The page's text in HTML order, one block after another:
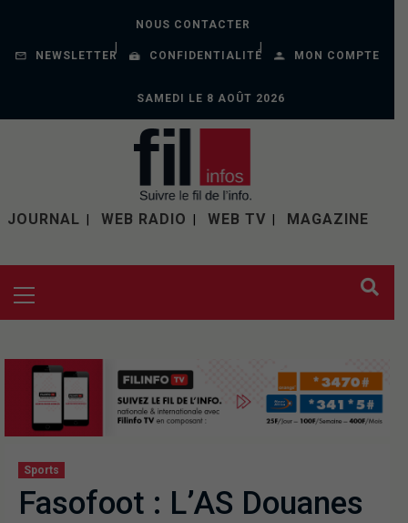
NOUS CONTACTER
NEWSLETTER CONFIDENTIALITÉ MON COMPTE
SAMEDI LE 8 AOÛT 2026
JOURNAL WEB RADIO WEB TV MAGAZINE
Sports
Fasofoot : L’AS Douanes